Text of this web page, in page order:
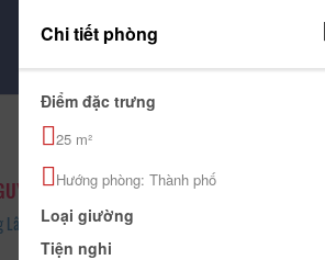
Đăng nhập
Lâm Viên - Đà Lạt, Tỉnh Lâm Đồng - 0263.3829047
Chi tiết phòng
Điểm đặc trưng
25 m²
Hướng phòng: Thành phố
Loại giường
Tiện nghi